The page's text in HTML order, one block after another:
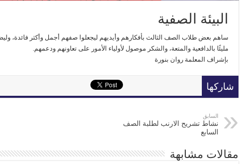
البيئة الصفية
ساهم بعض طلاب الصف الثالث بأفكارهم وأيديهم ليجعلوا صفهم أجمل وأكثر فائدة،
مليئًا بالدافعية والمتعة، والشكر موصول لأولياء الأمور على تعاونهم ودعمهم.
بإشراف المعلمة روان بنورة
شاركها
السابق
نشاط تشريح الارنب لطلبة الصف
السابع
مقالات مشابهة